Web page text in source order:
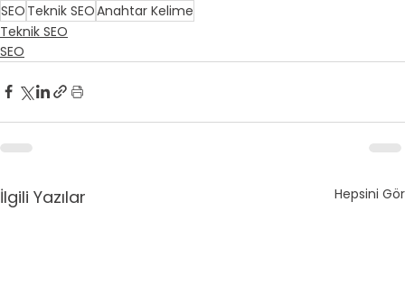
SEO Teknik SEOAnahtar Kelime
Teknik SEO
SEO
İlgili Yazılar Hepsini Gör